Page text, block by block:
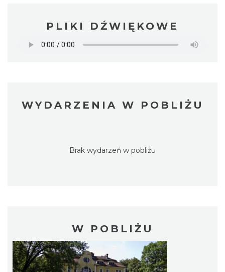
PLIKI DŹWIĘKOWE
WYDARZENIA W POBLIŻU
Brak wydarzeń w pobliżu
W POBLIŻU